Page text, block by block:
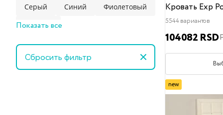
Серый
Синий
Фиолетовый
Черный
Искусственная замша
Показать все
Сбросить фильтр
Кровать Exp
5544 вариантов
104082 RSD
new